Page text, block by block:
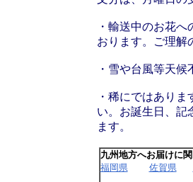
・輸送中のお花
おります。ご理解
・雪や台風等天
・稀にではあり
い。お誕生日、記
ます。
九州地方へお届けに
福岡県
佐賀県